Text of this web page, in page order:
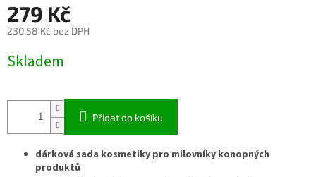
279 Kč
230,58 Kč bez DPH
cena:
Skladem
Přidat do košíku
dárková sada kosmetiky pro milovníky konopných
produktů